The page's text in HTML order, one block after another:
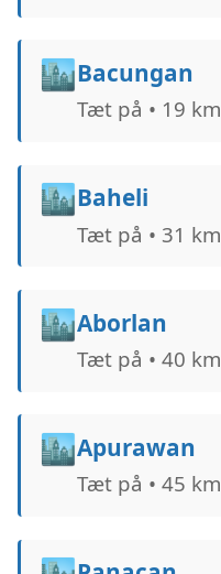
🏙️Bacungan
Tæt på • 19 km
🏙️Baheli
Tæt på • 31 km
🏙️Aborlan
Tæt på • 40 km
🏙️Apurawan
Tæt på • 45 km